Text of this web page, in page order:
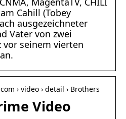
Cahill (Tobey
ausgezeichneter
Vater von zwei
seinem vierten
› video › detail › Brothers
Video